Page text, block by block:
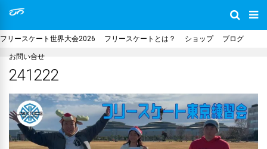
フリースケート世界大会2026 フリースケートとは？ ショップ ブログ
お問い合せ
241222